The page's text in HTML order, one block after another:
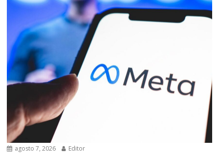
agosto 7, 2026 Editor